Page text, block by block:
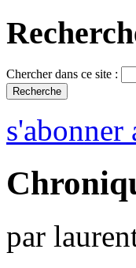
Chercher dans ce site :
par